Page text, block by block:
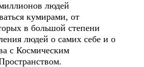
людей
кумирами, от
в большой степени
людей о самих себе и о
с Космическим